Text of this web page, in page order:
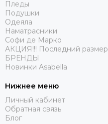
Пледы
Подушки
Одеяла
Наматрасники
Софи де Марко
АКЦИЯ!!! Последний размер
БРЕНДЫ
Новинки Asabella
Нижнее меню
Личный кабинет
Обратная связь
Блог